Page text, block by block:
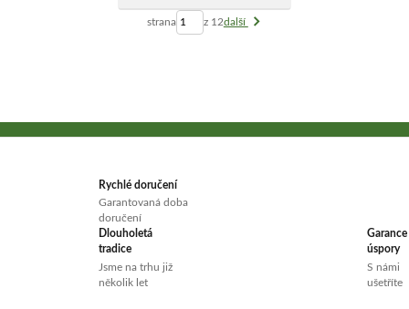
strana z 12další
Rychlé doručení
Garantovaná doba
doručení
Dlouholetá
tradice
Jsme na trhu již
několik let
Garance
úspory
S námi
ušetříte